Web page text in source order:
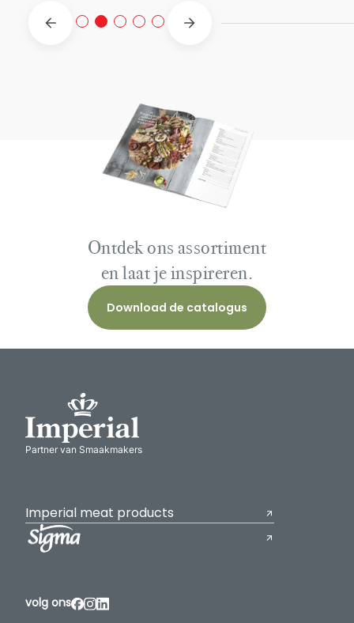
Ontdek ons assortiment
en laat je inspireren.
Download de catalogus
Partner van Smaakmakers
Imperial meat products
volg ons